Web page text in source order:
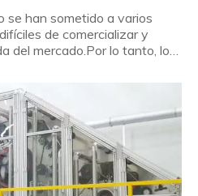
se han sometido a varios
de comercializar y
del mercado.Por lo tanto, los
equipos de
¿por qué los
de encaje hilado?H